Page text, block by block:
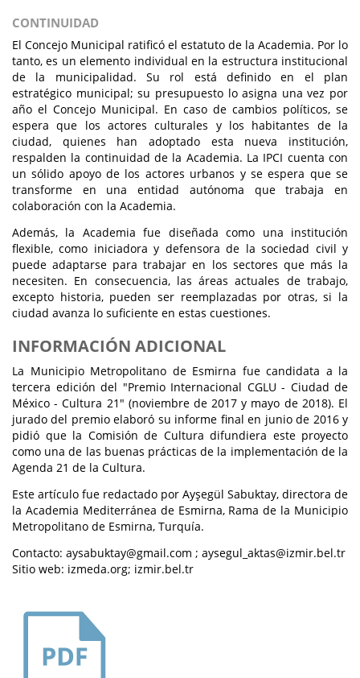
CONTINUIDAD
El Concejo Municipal ratificó el estatuto de la Academia. Por lo
tanto, es un elemento individual en la estructura institucional
de la municipalidad. Su rol está definido en el plan
estratégico municipal; su presupuesto lo asigna una vez por
año el Concejo Municipal. En caso de cambios políticos, se
espera que los actores culturales y los habitantes de la
ciudad, quienes han adoptado esta nueva institución,
respalden la continuidad de la Academia. La IPCI cuenta con
un sólido apoyo de los actores urbanos y se espera que se
transforme en una entidad autónoma que trabaja en
colaboración con la Academia.
Además, la Academia fue diseñada como una institución
flexible, como iniciadora y defensora de la sociedad civil y
puede adaptarse para trabajar en los sectores que más la
necesiten. En consecuencia, las áreas actuales de trabajo,
excepto historia, pueden ser reemplazadas por otras, si la
ciudad avanza lo suficiente en estas cuestiones.
INFORMACIÓN ADICIONAL
La Municipio Metropolitano de Esmirna fue candidata a la
tercera edición del "Premio Internacional CGLU - Ciudad de
México - Cultura 21" (noviembre de 2017 y mayo de 2018). El
jurado del premio elaboró su informe final en junio de 2016 y
pidió que la Comisión de Cultura difundiera este proyecto
como una de las buenas prácticas de la implementación de la
Agenda 21 de la Cultura.
Este artículo fue redactado por Ayşegül Sabuktay, directora de
la Academia Mediterránea de Esmirna, Rama de la Municipio
Metropolitano de Esmirna, Turquía.
Contacto: aysabuktay@gmail.com ; aysegul_aktas@izmir.bel.tr
Sitio web: izmeda.org; izmir.bel.tr